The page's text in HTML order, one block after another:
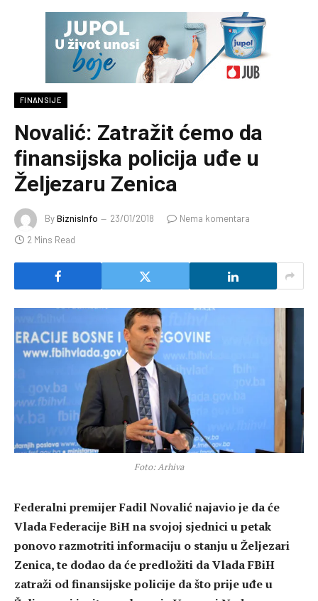
FINANSIJE
Novalić: Zatražit ćemo da
finansijska policija uđe u
Željezaru Zenica
ByBiznisInfo 23/01/2018
Nema komentara
2 Mins Read
Foto: Arhiva
Federalni premijer Fadil Novalić najavio je da će
Vlada Federacije BiH na svojoj sjednici u petak
ponovo razmotriti informaciju o stanju u Željezari
Zenica, te dodao da će predložiti da Vlada FBiH
zatraži od finansijske policije da što prije uđe u